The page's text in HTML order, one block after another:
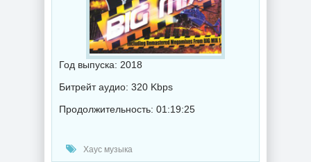
Год выпуска: 2018
Битрейт аудио: 320 Kbps
Продолжительность: 01:19:25
Хаус музыка